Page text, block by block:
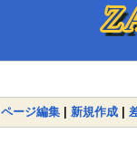
ページ編集 | 新規作成 |